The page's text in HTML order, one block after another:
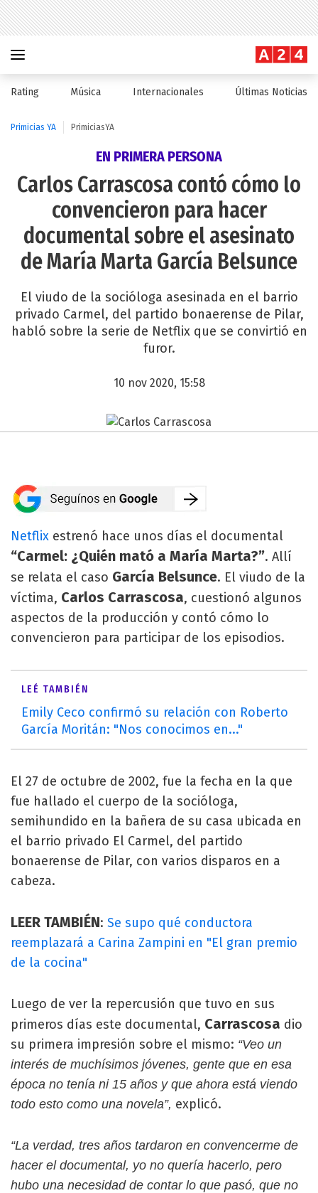
Rating Música Internacionales Últimas Noticias
Primicias YA PrimiciasYA
EN PRIMERA PERSONA
Carlos Carrascosa contó cómo lo
convencieron para hacer
documental sobre el asesinato
de María Marta García Belsunce
El viudo de la socióloga asesinada en el barrio
privado Carmel, del partido bonaerense de Pilar,
habló sobre la serie de Netflix que se convirtió en
furor.
10 nov 2020, 15:58
Netflix estrenó hace unos días el documental
“Carmel: ¿Quién mató a María Marta?”. Allí
se relata el caso García Belsunce. El viudo de la
víctima, Carlos Carrascosa, cuestionó algunos
aspectos de la producción y contó cómo lo
convencieron para participar de los episodios.
LEÉ TAMBIÉN
Emily Ceco confirmó su relación con Roberto
García Moritán: "Nos conocimos en..."
El 27 de octubre de 2002, fue la fecha en la que
fue hallado el cuerpo de la socióloga,
semihundido en la bañera de su casa ubicada en
el barrio privado El Carmel, del partido
bonaerense de Pilar, con varios disparos en a
cabeza.
LEER TAMBIÉN: Se supo qué conductora
reemplazará a Carina Zampini en "El gran premio
de la cocina"
Luego de ver la repercusión que tuvo en sus
primeros días este documental, Carrascosa dio
su primera impresión sobre el mismo: “Veo un
interés de muchísimos jóvenes, gente que en esa
época no tenía ni 15 años y que ahora está viendo
todo esto como una novela”, explicó.
“La verdad, tres años tardaron en convencerme de
hacer el documental, yo no quería hacerlo, pero
hubo una necesidad de contar lo que pasó, que no